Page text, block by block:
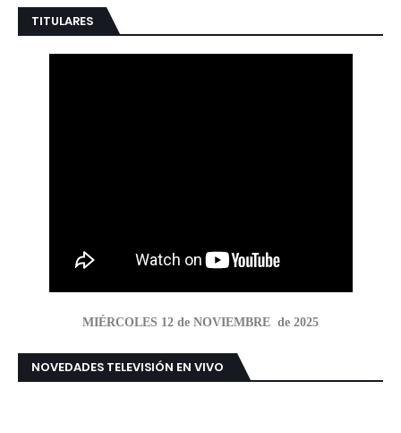
TITULARES
MIÉRCOLES 12 de NOVIEMBRE de 2025
NOVEDADES TELEVISIÓN EN VIVO